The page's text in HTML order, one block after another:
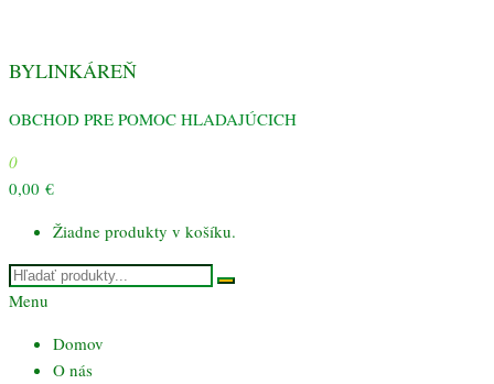
obsah
BYLINKÁREŇ
OBCHOD PRE POMOC HLADAJÚCICH
0
0,00 €
Žiadne produkty v košíku.
Menu
Domov
O nás